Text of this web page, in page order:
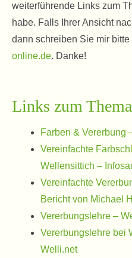
weiterführende Links zum
habe. Falls Ihrer Ansicht
dann schreiben Sie mir bitte
online.de. Danke!
Links zum Thema
Farben & Vererbung
Vereinfachte
Wellensittich –
Vereinfachte
Bericht von Michael
Vererbungslehre –
Vererbungslehre bei
Welli.net